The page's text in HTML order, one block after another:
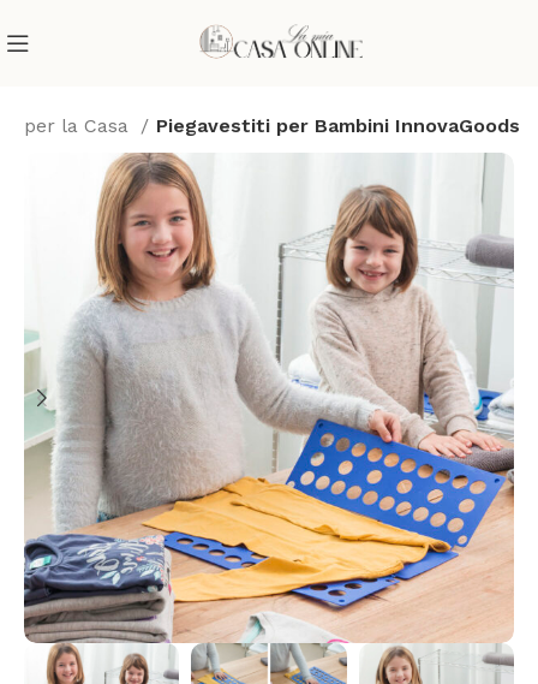
per la Casa Piegavestiti per Bambini InnovaGoods